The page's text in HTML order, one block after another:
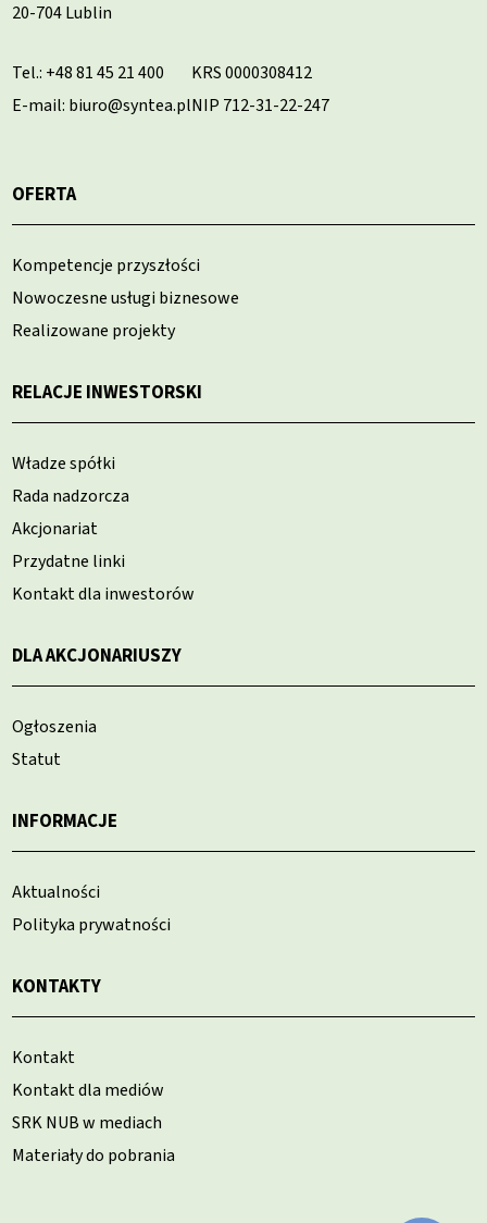
20-704 Lublin
Tel.: +48 81 45 21 400
E-mail: biuro@syntea.pl
KRS 0000308412
NIP 712-31-22-247
OFERTA
Kompetencje przyszłości
Nowoczesne usługi biznesowe
Realizowane projekty
RELACJE INWESTORSKI
Władze spółki
Rada nadzorcza
Akcjonariat
Przydatne linki
Kontakt dla inwestorów
DLA AKCJONARIUSZY
Ogłoszenia
Statut
INFORMACJE
Aktualności
Polityka prywatności
KONTAKTY
Kontakt
Kontakt dla mediów
SRK NUB w mediach
Materiały do pobrania